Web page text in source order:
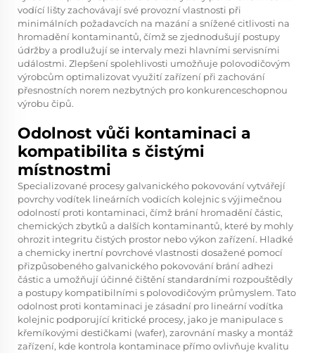
vodící lišty zachovávají své provozní vlastnosti při
minimálních požadavcích na mazání a snížené citlivosti na
hromadění kontaminantů, čímž se zjednodušují postupy
údržby a prodlužují se intervaly mezi hlavními servisními
událostmi. Zlepšení spolehlivosti umožňuje polovodičovým
výrobcům optimalizovat využití zařízení při zachování
přesnostních norem nezbytných pro konkurenceschopnou
výrobu čipů.
Odolnost vůči kontaminaci a
kompatibilita s čistými
místnostmi
Specializované procesy galvanického pokovování vytvářejí
povrchy vodítek lineárních vodicích kolejnic s výjimečnou
odolností proti kontaminaci, čímž brání hromadění částic,
chemických zbytků a dalších kontaminantů, které by mohly
ohrozit integritu čistých prostor nebo výkon zařízení. Hladké
a chemicky inertní povrchové vlastnosti dosažené pomocí
přizpůsobeného galvanického pokovování brání adhezi
částic a umožňují účinné čištění standardními rozpouštědly
a postupy kompatibilními s polovodičovým průmyslem. Tato
odolnost proti kontaminaci je zásadní pro lineární vodítka
kolejnic podporující kritické procesy, jako je manipulace s
křemíkovými destičkami (wafer), zarovnání masky a montáž
zařízení, kde kontrola kontaminace přímo ovlivňuje kvalitu